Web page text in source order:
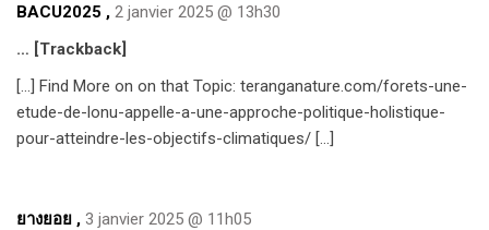
BACU2025 , 2 janvier 2025 @ 13h30
… [Trackback]
[…] Find More on on that Topic: teranganature.com/forets-une-
etude-de-lonu-appelle-a-une-approche-politique-holistique-
pour-atteindre-les-objectifs-climatiques/ […]
ยางยอย , 3 janvier 2025 @ 11h05